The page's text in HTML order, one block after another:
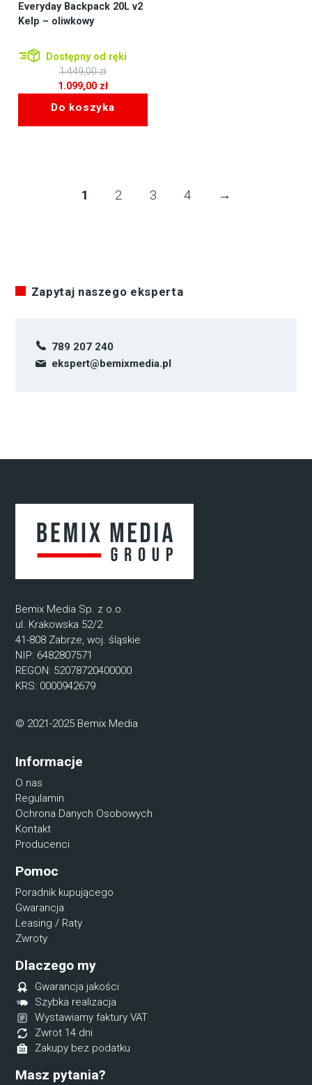
Everyday Backpack 20L v2
Kelp – oliwkowy
Dostępny od ręki
1.449,00zł
Pierwotna
wynosiła:
1.449,00 zł.
1.099,00 zł
wynosi:
Do koszyka
1 2 3 4 →
Zapytaj naszego eksperta
789 207 240
ekspert@bemixmedia.pl
Bemix Media Sp. z o.o.
ul. Krakowska 52/2
41-808 Zabrze, woj. śląskie
NIP: 6482807571
REGON: 52078720400000
KRS: 0000942679
© 2021-2025 Bemix Media
Informacje
O nas
Regulamin
Ochrona Danych Osobowych
Kontakt
Producenci
Pomoc
Poradnik kupującego
Gwarancja
Leasing / Raty
Zwroty
Dlaczego my
Gwarancja jakości
Szybka realizacja
Wystawiamy faktury VAT
Zwrot 14 dni
Zakupy bez podatku
Masz pytania?